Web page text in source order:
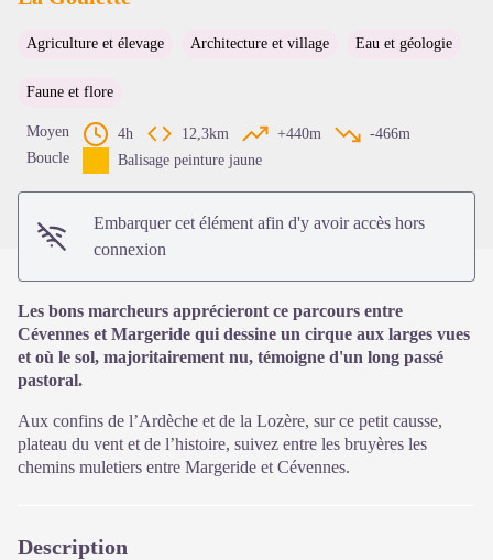
Agriculture et élevage Architecture et village Eau et géologie
Faune et flore
Moyen 4h 12,3km +440m
-466m
Boucle
Balisage peinture jaune
Embarquer cet élément afin d'y avoir accès hors
connexion
Les bons marcheurs apprécieront ce parcours entre
Cévennes et Margeride qui dessine un cirque aux larges vues
et où le sol, majoritairement nu, témoigne d'un long passé
pastoral.
Aux confins de l’Ardèche et de la Lozère, sur ce petit causse,
plateau du vent et de l’histoire, suivez entre les bruyères les
chemins muletiers entre Margeride et Cévennes.
Description